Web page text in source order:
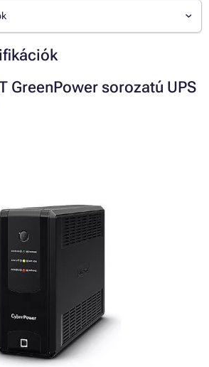
GreenPower sorozatú UPS